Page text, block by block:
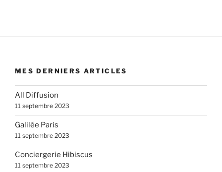
MES DERNIERS ARTICLES
All Diffusion
11 septembre 2023
Galilée Paris
11 septembre 2023
Conciergerie Hibiscus
11 septembre 2023